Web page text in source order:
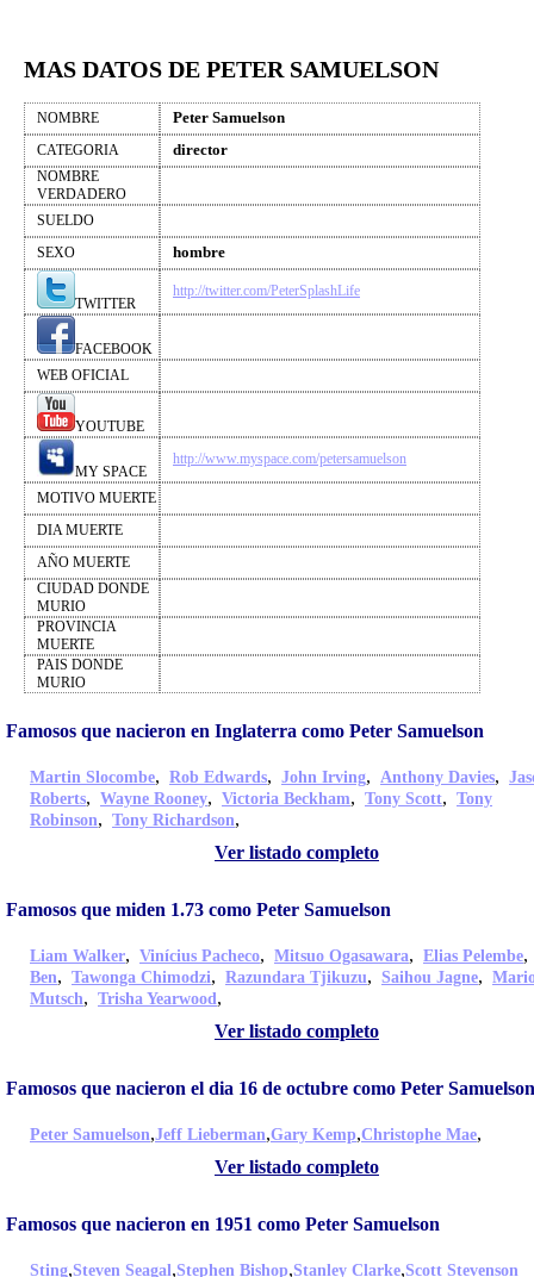
MAS DATOS DE PETER SAMUELSON
NOMBRE Peter Samuelson
CATEGORIA director
NOMBRE
VERDADERO
SUELDO
SEXO
hombre
TWITTER
http://twitter.com/PeterSplashLife
FACEBOOK
WEB OFICIAL
YOUTUBE
MY SPACE
http://www.myspace.com/petersamuelson
MOTIVO MUERTE
DIA MUERTE
AÑO MUERTE
CIUDAD DONDE
MURIO
PROVINCIA
MUERTE
PAIS DONDE
MURIO
Famosos que nacieron en Inglaterra como Peter Samuelson
Martin Slocombe, Rob Edwards, John Irving, Anthony Davies,
Roberts, Wayne Rooney, Victoria Beckham, Tony Scott, Tony
Robinson, Tony Richardson,
Ver listado completo
Famosos que miden 1.73 como Peter Samuelson
Liam Walker, Vinícius Pacheco, Mitsuo Ogasawara, Elias Pelembe
Ben, Tawonga Chimodzi, Razundara Tjikuzu, Saihou Jagne,
Mutsch, Trisha Yearwood,
Ver listado completo
Famosos que nacieron el dia 16 de octubre como Peter Samuelson
Peter Samuelson,Jeff Lieberman,Gary Kemp,Christophe Mae,
Ver listado completo
Famosos que nacieron en 1951 como Peter Samuelson
Sting,Steven Seagal,Stephen Bishop,Stanley Clarke,Scott Stevenson